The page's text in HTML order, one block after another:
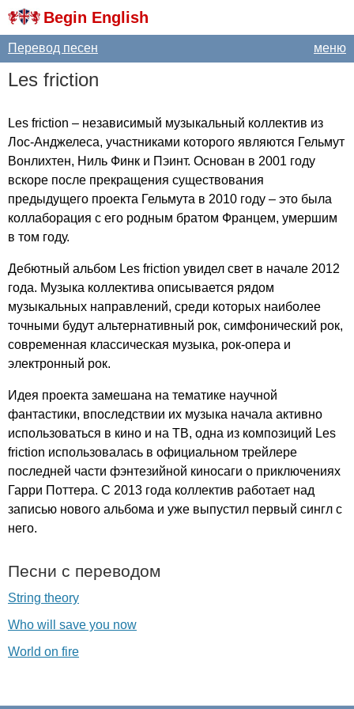
Begin English
меню
Перевод песен
Les friction
Les friction – независимый музыкальный коллектив из
Лос-Анджелеса, участниками которого являются Гельмут
Вонлихтен, Ниль Финк и Пэинт. Основан в 2001 году
вскоре после прекращения существования
предыдущего проекта Гельмута в 2010 году – это была
коллаборация с его родным братом Францем, умершим
в том году.
Дебютный альбом Les friction увидел свет в начале 2012
года. Музыка коллектива описывается рядом
музыкальных направлений, среди которых наиболее
точными будут альтернативный рок, симфонический рок,
современная классическая музыка, рок-опера и
электронный рок.
Идея проекта замешана на тематике научной
фантастики, впоследствии их музыка начала активно
использоваться в кино и на ТВ, одна из композиций Les
friction использовалась в официальном трейлере
последней части фэнтезийной киносаги о приключениях
Гарри Поттера. С 2013 года коллектив работает над
записью нового альбома и уже выпустил первый сингл с
него.
Песни с переводом
String theory
Who will save you now
World on fire